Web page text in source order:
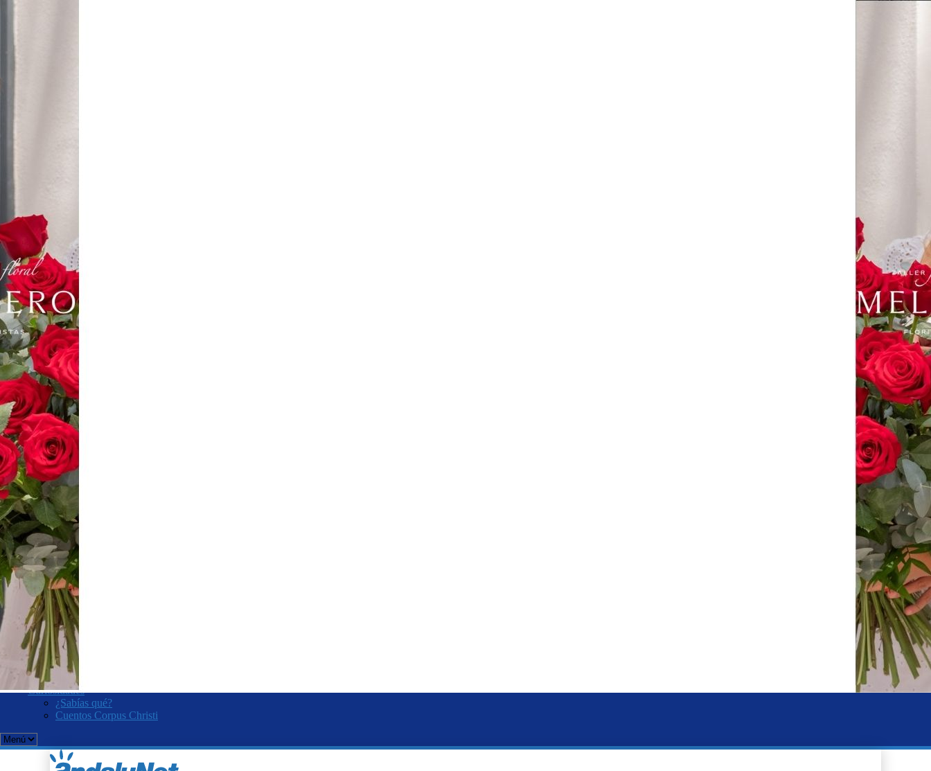
Música & Conciertos
Teatro & Danza
Espectaculos
Ferias Sevilla
Festivales
Conferencias
Congresos & Convenciones
Concursos & Premios
Cursos & Talleres
Deportes
Eventos Empresariales
Fiestas Sevilla
Filmoteca / Cineclubs Sevilla
Presentaciones Sevilla
Especiales Sevilla
De Interés
Farmacias de Guardia
Hospitales
Universidades
Teléfonos de Interés
Mercadillos
Horarios de Misa
Cultos no Católicos
Itinerario Cabalgata de los Reyes Magos de Sevilla
Especiales
NAVIDAD EN SEVILLA 2025
Cabalgata Reyes Magos Sevilla
Guía de Nacimientos y Belenes en Sevilla
Feria de Abril
Semana Santa
Corpus Christi Sevilla
Romería del Rocío
Velá de Santa Ana
KOOZA. Cirque du Soleil
Curro Romero
Salvador Távora
Curiosidades
¿Sabías qué?
Cuentos Corpus Christi